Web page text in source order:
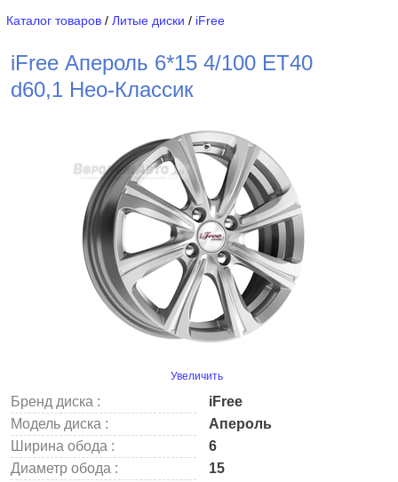
Каталог товаров / Литые диски / iFree
iFree Апероль 6*15 4/100 ET40
d60,1 Нео-Классик
Увеличить
Бренд диска :
iFree
Модель диска :
Апероль
Ширина обода :
6
Диаметр обода :
15